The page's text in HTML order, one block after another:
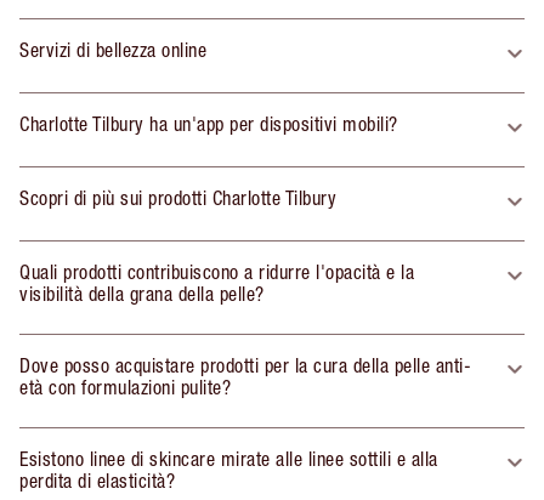
Servizi di bellezza online
Charlotte Tilbury ha un'app per dispositivi mobili?
Scopri di più sui prodotti Charlotte Tilbury
Quali prodotti contribuiscono a ridurre l'opacità e la
visibilità della grana della pelle?
Dove posso acquistare prodotti per la cura della pelle anti-
età con formulazioni pulite?
Esistono linee di skincare mirate alle linee sottili e alla
perdita di elasticità?